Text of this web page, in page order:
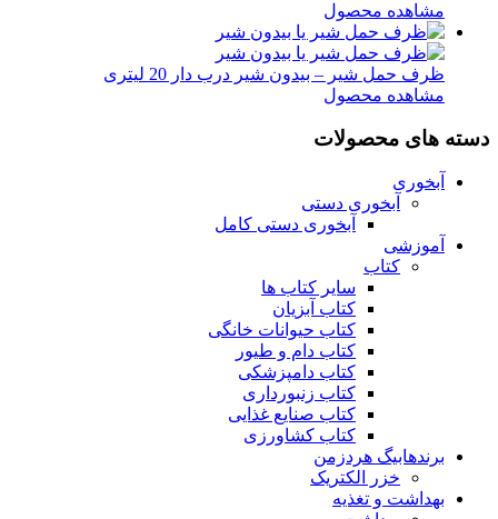
مشاهده محصول
ظرف حمل شیر – بیدون شیر درب دار 20 لیتری
مشاهده محصول
دسته های محصولات
آبخوری
آبخوری دستی
آبخوری دستی کامل
آموزشی
کتاب
سایر کتاب ها
کتاب آبزیان
کتاب حیوانات خانگی
کتاب دام و طیور
کتاب دامپزشکی
کتاب زنبورداری
کتاب صنایع غذایی
کتاب کشاورزی
برندهابیگ هردزمن
خزر الکتریک
بهداشت و تغذیه